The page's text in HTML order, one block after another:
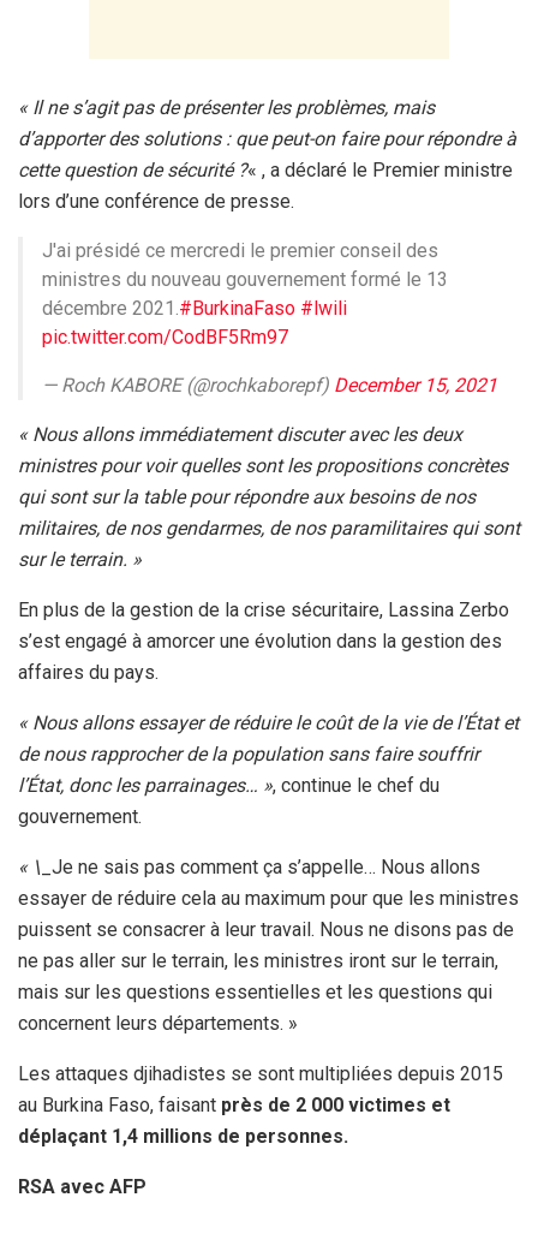
« Il ne s’agit pas de présenter les problèmes, mais
d’apporter des solutions : que peut-on faire pour répondre à
cette question de sécurité ?« , a déclaré le Premier ministre
lors d’une conférence de presse.
J'ai présidé ce mercredi le premier conseil des
ministres du nouveau gouvernement formé le 13
décembre 2021. #BurkinaFaso #lwili
pic.twitter.com/CodBF5Rm97
— Roch KABORE (@rochkaborepf) December 15, 2021
« Nous allons immédiatement discuter avec les deux
ministres pour voir quelles sont les propositions concrètes
qui sont sur la table pour répondre aux besoins de nos
militaires, de nos gendarmes, de nos paramilitaires qui sont
sur le terrain. »
En plus de la gestion de la crise sécuritaire, Lassina Zerbo
s’est engagé à amorcer une évolution dans la gestion des
affaires du pays.
« Nous allons essayer de réduire le coût de la vie de l’État et
de nous rapprocher de la population sans faire souffrir
l’État, donc les parrainages… », continue le chef du
gouvernement.
« \ _Je ne sais pas comment ça s’appelle… Nous allons
essayer de réduire cela au maximum pour que les ministres
puissent se consacrer à leur travail. Nous ne disons pas de
ne pas aller sur le terrain, les ministres iront sur le terrain,
mais sur les questions essentielles et les questions qui
concernent leurs départements. »
Les attaques djihadistes se sont multipliées depuis 2015
au Burkina Faso, faisant près de 2 000 victimes et
déplaçant 1,4 millions de personnes.
RSA avec AFP